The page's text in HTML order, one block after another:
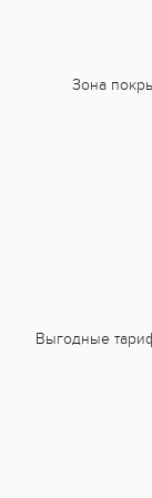
Зона
Выгодные